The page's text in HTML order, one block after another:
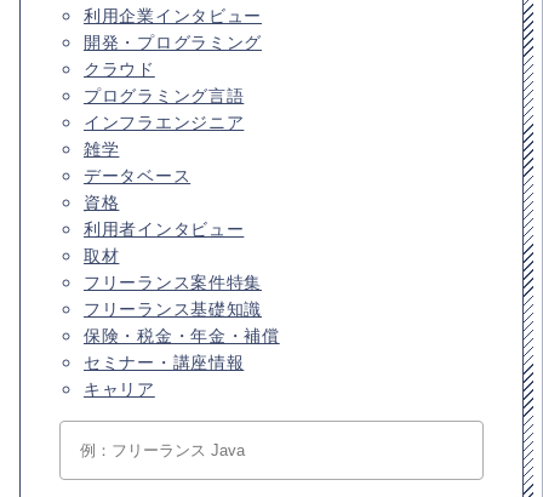
利用企業インタビュー
開発・プログラミング
クラウド
プログラミング言語
インフラエンジニア
雑学
データベース
資格
利用者インタビュー
取材
フリーランス案件特集
フリーランス基礎知識
保険・税金・年金・補償
セミナー・講座情報
キャリア